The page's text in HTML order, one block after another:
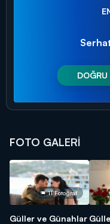
DOĞRU
FOTO GALERİ
11 Fotoğraf
Güller ve Günahlar